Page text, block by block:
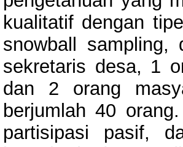
kualitatif dengan
snowball sampling,
sekretaris desa, 1
dan 2 orang
berjumlah 40
partisipasi pasif,